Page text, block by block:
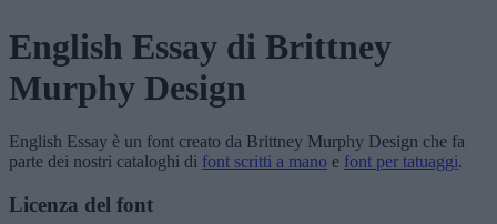
English Essay di Brittney
Murphy Design
English Essay è un font creato da Brittney Murphy Design che fa
parte dei nostri cataloghi di font scritti a mano e font per tatuaggi.
Licenza del font